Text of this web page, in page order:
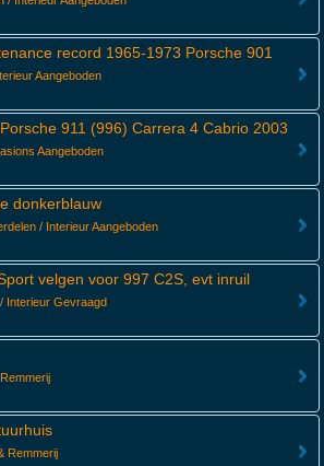
record 1965-1973 Porsche 901
Aangeboden
911 (996) Carrera 4 Cabrio 2003
Aangeboden
donkerblauw
/ Interieur Aangeboden
velgen voor 997 C2S, evt inruil
Interieur Gevraagd
Remmerij